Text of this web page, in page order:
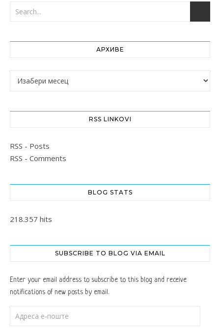
АРХИВЕ
Архиве
RSS LINKOVI
RSS - Posts
RSS - Comments
BLOG STATS
218.357 hits
SUBSCRIBE TO BLOG VIA EMAIL
Enter your email address to subscribe to this blog and receive
notifications of new posts by email.